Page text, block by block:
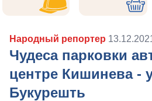
Народный репортер
Чудеса парковки
центре Кишинева -
Букурешть